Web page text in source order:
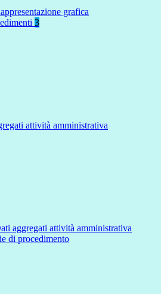
grafica
3
attività amministrativa
aggregati attività amministrativa
di procedimento